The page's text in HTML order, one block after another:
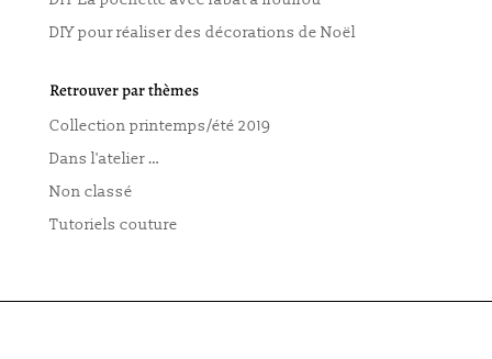
DIY pour réaliser des décorations de Noël
Retrouver par thèmes
Collection printemps/été 2019
Dans l'atelier …
Non classé
Tutoriels couture